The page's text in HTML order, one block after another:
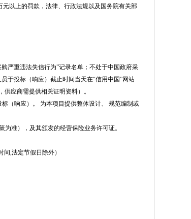
元以上的罚款，法律、行政法规以及国务院有关部
严重违法失信行为”记录名单；不处于中国政府采
于投标（响应）截止时间当天在“信用中国”网站
供应商需提供相关证明资料）。
（响应）。 为本项目提供整体设计、 规范编制或
准），及其颁发的经营保险业务许可证。
间,法定节假日除外）